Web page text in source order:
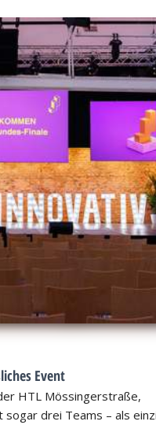
Event
HTL Mössingerstraße,
drei Teams – als